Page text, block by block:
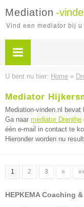
Mediation -
Vind een mediator bij
U bent nu hier: Home »
Mediator
Mediation-vinden.nl bevat
Ga naar mediator Drenthe
één e-mail in contact te
Hieronder worden nu
1 2 3 »
HEPKEMA Coaching